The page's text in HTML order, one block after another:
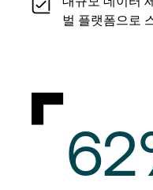
벌 플랫폼으로